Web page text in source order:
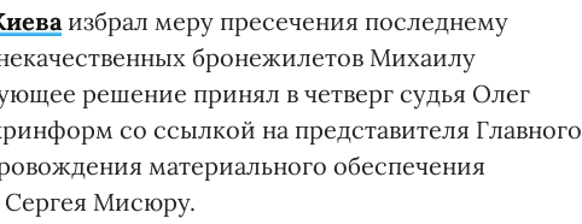
избрал меру пресечения последнему
бронежилетов Михаилу
решение принял в четверг судья Олег
со ссылкой на представителя Главного
материального обеспечения
Мисюру.